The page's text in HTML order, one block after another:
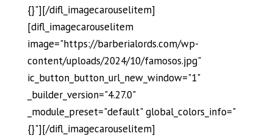
{}"][/difl_imagecarouselitem]
[difl_imagecarouselitem
image="https://barberialords.com/wp-
content/uploads/2024/10/famosos.jpg"
ic_button_button_url_new_window="1"
_builder_version="4.27.0"
_module_preset="default" global_colors_info="
{}"][/difl_imagecarouselitem]